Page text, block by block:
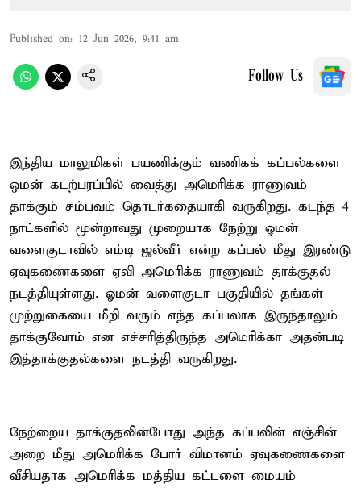
Published on: 12 Jun 2026, 9:41 am
Follow Us
இந்திய மாலுமிகள் பயணிக்கும் வணிகக் கப்பல்களை
ஓமன் கடற்பரப்பில் வைத்து அமெரிக்க ராணுவம்
தாக்கும் சம்பவம் தொடர்கதையாகி வருகிறது. கடந்த 4
நாட்களில் மூன்றாவது முறையாக நேற்று ஓமன்
வளைகுடாவில் எம்டி ஜல்வீர் என்ற கப்பல் மீது இரண்டு
ஏவுகணைகளை ஏவி அமெரிக்க ராணுவம் தாக்குதல்
நடத்தியுள்ளது. ஓமன் வளைகுடா பகுதியில் தங்கள்
முற்றுகையை மீறி வரும் எந்த கப்பலாக இருந்தாலும்
தாக்குவோம் என எச்சரித்திருந்த அமெரிக்கா அதன்படி
இத்தாக்குதல்களை நடத்தி வருகிறது.
நேற்றைய தாக்குதலின்போது அந்த கப்பலின் எஞ்சின்
அறை மீது அமெரிக்க போர் விமானம் ஏவுகணைகளை
வீசியதாக அமெரிக்க மத்திய கட்டளை மையம்